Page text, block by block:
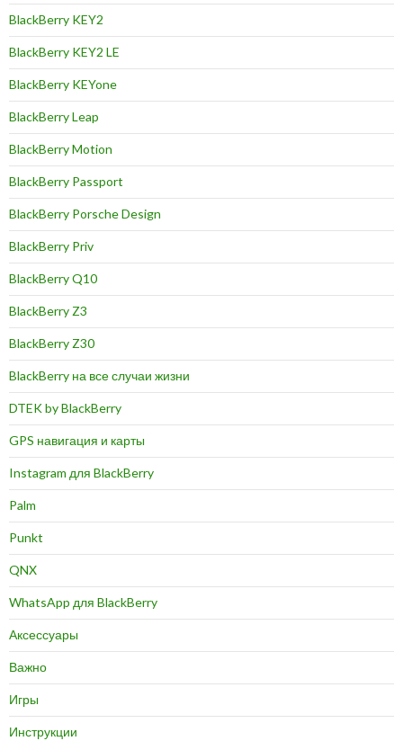
BlackBerry KEY2
BlackBerry KEY2 LE
BlackBerry KEYone
BlackBerry Leap
BlackBerry Motion
BlackBerry Passport
BlackBerry Porsche Design
BlackBerry Priv
BlackBerry Q10
BlackBerry Z3
BlackBerry Z30
BlackBerry на все случаи жизни
DTEK by BlackBerry
GPS навигация и карты
Instagram для BlackBerry
Palm
Punkt
QNX
WhatsApp для BlackBerry
Аксессуары
Важно
Игры
Инструкции